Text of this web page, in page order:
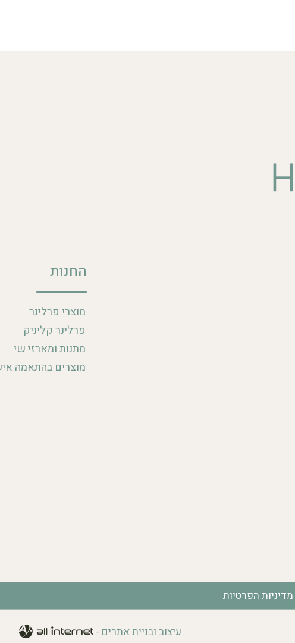
החנות
מוצרי פרלינר
פרלינר קליניק
מתנות ומארזי שי
מוצרים בהתאמה
מדיניות הפרטיות
עיצוב ובניית אתרים -